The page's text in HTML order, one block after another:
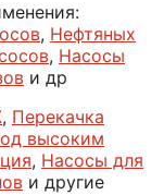
, Нефтяных
, Насосы
и др
, Перекачка
высоким
, Насосы для
и другие